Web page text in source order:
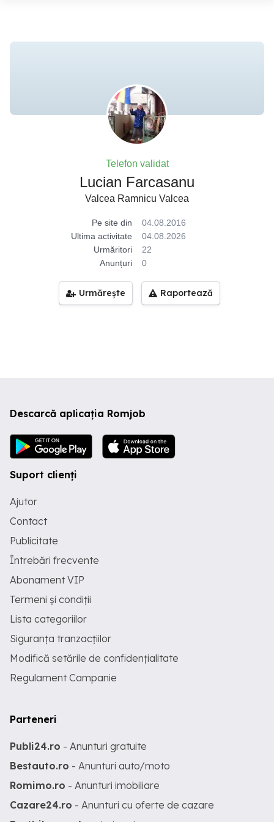
Telefon validat
Lucian Farcasanu
Valcea Ramnicu Valcea
Pe site din
04.08.2016
Ultima activitate
04.08.2026
Urmăritori
22
Anunțuri
0
Urmărește Raportează
Descarcă aplicația Romjob
Suport clienți
Ajutor
Contact
Publicitate
Întrebări frecvente
Abonament VIP
Termeni și condiții
Lista categoriilor
Siguranța tranzacțiilor
Modifică setările de confidențialitate
Regulament Campanie
Parteneri
Publi24.ro - Anunturi gratuite
Bestauto.ro - Anunturi auto/moto
Romimo.ro - Anunturi imobiliare
Cazare24.ro - Anunturi cu oferte de cazare